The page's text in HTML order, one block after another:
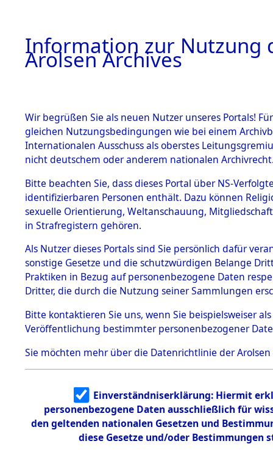
BESTÄNDE
1.
Inhaftierungsdoku
mente
1.2.9 Beim ITS
verwahrte
1.2.9.1
Effekten aus
dem KZ
Dachau
Effekten aus
dem KZ
Dachau,
Landesentsch
ädigungsamt
Effekten aus
dem KZ
Neuengamm
e
1.2.9.4
Effekten nicht
3Akten
DOKUMENTE
Information zur Nutzung
Arolsen Archives
Wir begrüßen Sie als neuen Nutzer unseres Portals!
gleichen Nutzungsbedingungen wie bei einem
Internationalen Ausschuss als oberstes
nicht deutschem oder anderem nationalen
Bitte beachten Sie, dass dieses Portal über NS-
identifizierbaren Personen enthält. Dazu können
sexuelle Orientierung, Weltanschauung,
in Strafregistern gehören.
Als Nutzer dieses Portals sind Sie persönlich dafür
sonstige Gesetze und die schutzwürdigen Belange
Praktiken in Bezug auf personenbezogene Daten
Dritter, die durch die Nutzung seiner Sammlungen
Bitte kontaktieren Sie uns, wenn Sie beispielsweiser
Veröffentlichung bestimmter personenbezogener
Sie möchten mehr über die Datenrichtlinie der Arolsen
Einverständniserklärung: Hiermit
personenbezogene Daten ausschließlich für
den geltenden nationalen Gesetzen und
diese Gesetze und/oder Bestimmungen